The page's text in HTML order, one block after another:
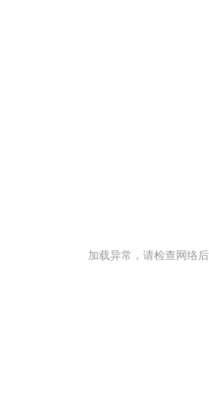
加载异常，请检查网络后